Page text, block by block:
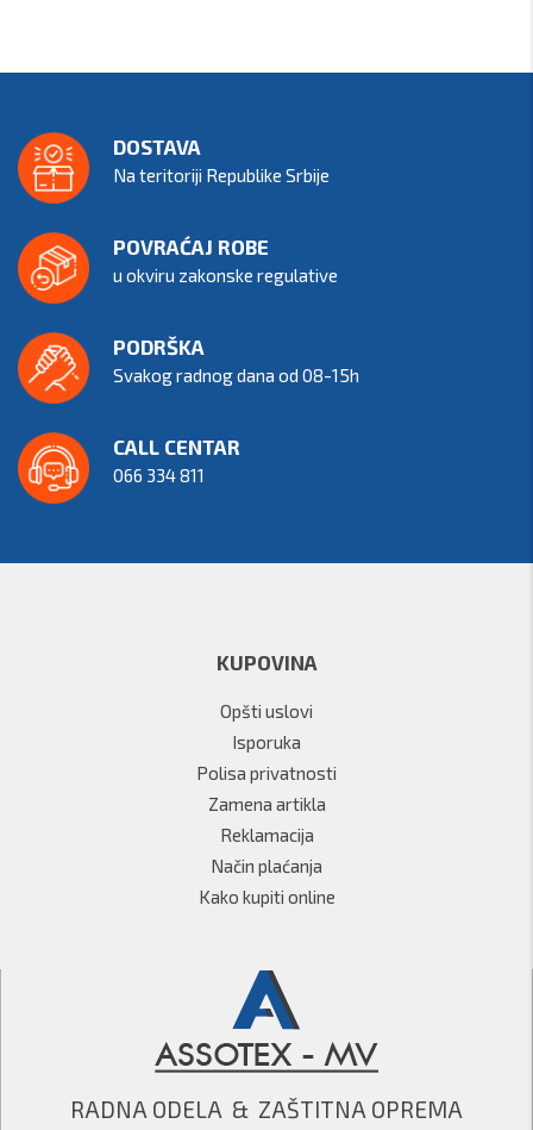
DOSTAVA
Na teritoriji Republike Srbije
POVRAĆAJ ROBE
u okviru zakonske regulative
PODRŠKA
Svakog radnog dana od 08-15h
CALL CENTAR
066 334 811
KUPOVINA
Opšti uslovi
Isporuka
Polisa privatnosti
Zamena artikla
Reklamacija
Način plaćanja
Kako kupiti online
RADNA ODELA  &  ZAŠTITNA OPREMA